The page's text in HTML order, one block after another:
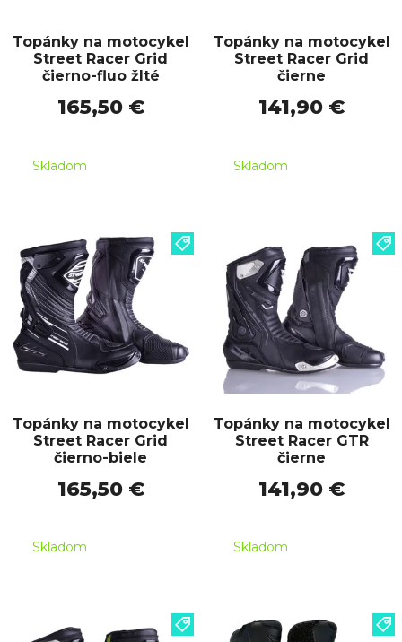
Topánky na motocykel
Street Racer Grid
čierno-fluo žlté
165,50 €
Skladom
Topánky na motocykel
Street Racer Grid
čierne
141,90 €
Skladom
Topánky na motocykel
Street Racer Grid
čierno-biele
165,50 €
Skladom
Topánky na motocykel
Street Racer GTR
čierne
141,90 €
Skladom